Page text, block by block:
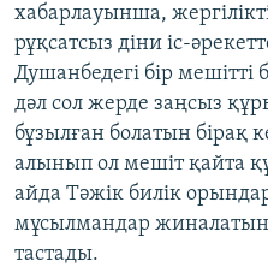
Skip
to
Search
ӘЛЕУМЕТ
ӘЛЕМ
АРНАЙЫ ЖОБАЛАР
Русский
ЖАЗЫЛЫҢЫЗ
хабарлауынша,
рұқсатсыз діни іс-
Душанбедегі бір
дәл сол жерде заңсыз
бұзылған болатын бірақ
алынып ол мешіт қайта
айда Тәжік билік
мұсылмандар
тастады.